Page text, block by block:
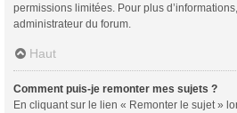
permissions limitées. Pour plus
administrateur du forum.
Haut
Comment puis-je remonter mes sujets ?
En cliquant sur le lien « Remonter le sujet »